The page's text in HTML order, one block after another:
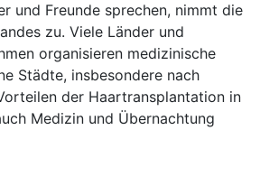
und Freunde sprechen, nimmt die
zu. Viele Länder und
organisieren medizinische
Städte, insbesondere nach
der Haartransplantation in
Medizin und Übernachtung